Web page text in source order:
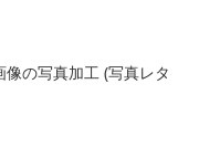
像の写真加工 (写真レタ